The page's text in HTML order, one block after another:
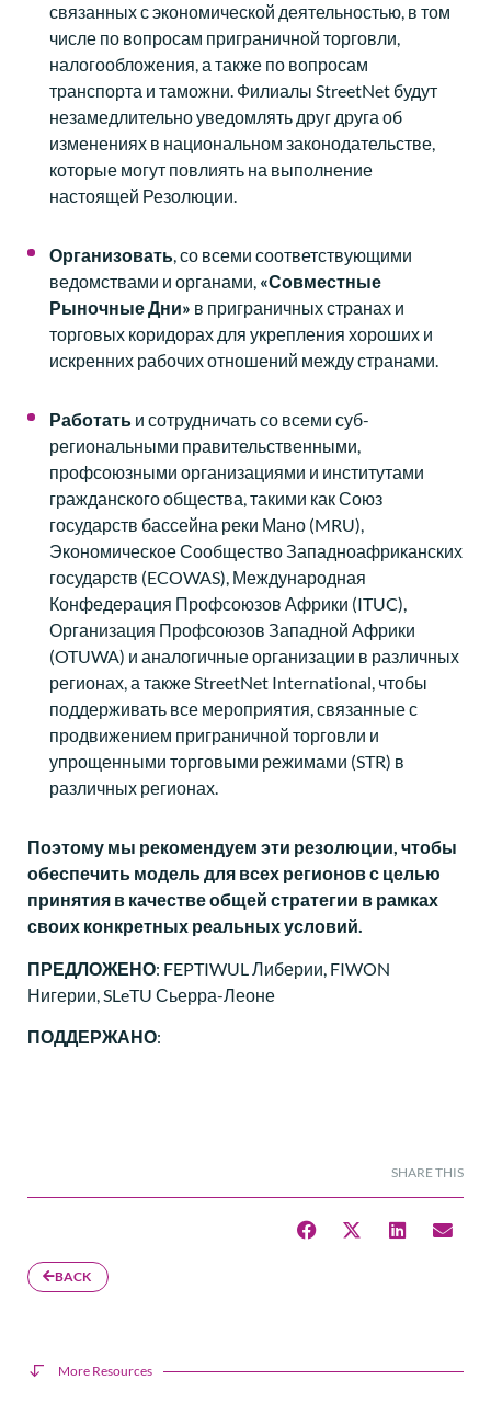
связанных с экономической деятельностью, в том
числе по вопросам приграничной торговли,
налогообложения, а также по вопросам
транспорта и таможни. Филиалы StreetNet будут
незамедлительно уведомлять друг друга об
изменениях в национальном законодательстве,
которые могут повлиять на выполнение
настоящей Резолюции.
Организовать, со всеми соответствующими
ведомствами и органами, «Совместные
РыночныеДни» в приграничных странах и
торговых коридорах для укрепления хороших и
искренних рабочих отношений между странами.
Работать и сотрудничать со всеми суб-
региональными правительственными,
профсоюзными организациями и институтами
гражданского общества, такими как Союз
государств бассейна реки Мано (MRU),
Экономическое Сообщество Западноафриканских
государств (ECOWAS), Международная
Конфедерация Профсоюзов Африки (ITUC),
Организация Профсоюзов Западной Африки
(OTUWA) и аналогичные организации в различных
регионах, а также StreetNet International, чтобы
поддерживать все мероприятия, связанные с
продвижением приграничной торговли и
упрощенными торговыми режимами (STR) в
различных регионах.
Поэтому мы рекомендуем эти резолюции, чтобы
обеспечить модельдля всех регионовс целью
принятия в качестве общей стратегии в рамках
своих конкретных реальных условий.
ПРЕДЛОЖЕНО: FEPTIWUL Либерии, FIWON
Нигерии, SLeTU Сьерра-Леоне
ПОДДЕРЖАНО:
SHARE THIS
BACK
More Resources